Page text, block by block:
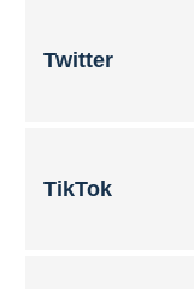
Twitter
TikTok